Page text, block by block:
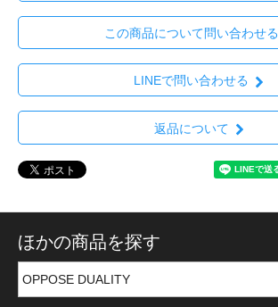
この商品について問い合わせる
LINEで問い合わせる
返品について
ほかの商品を探す